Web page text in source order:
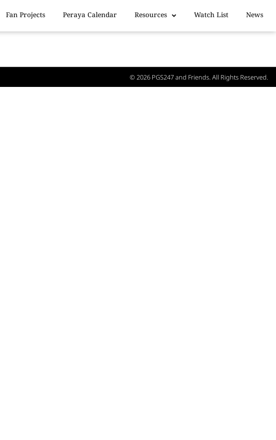
Fan Projects Peraya Calendar Resources Watch List News
© 2026 PGS247and Friends. All Rights Reserved.